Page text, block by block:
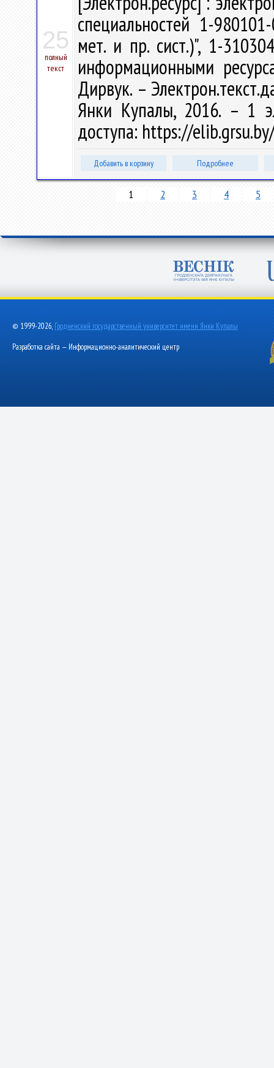
25
полный
текст
специальностей 1-
мет. и пр. сист.)", 1-
информационными
Дирвук. –
Янки Купалы, 2016. – 1
доступа: https://
Добавить в корзину Подробнее
1 2 3 4 5
© 1999-2026, Гродненский государственный университет имени Янки Купалы
Разработка сайта — Информационно-аналитический центр